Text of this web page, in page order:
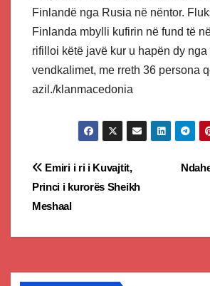
Finlandë nga Rusia në nëntor.
Finlanda mbylli kufirin në fund të
rifilloi këtë javë kur u hapën dy nga
vendkalimet, me rreth 36 persona
azil./klanmacedonia
Post
navigation
Emiri i ri i Kuvajtit,
Princi i kurorës Sheikh
Meshaal